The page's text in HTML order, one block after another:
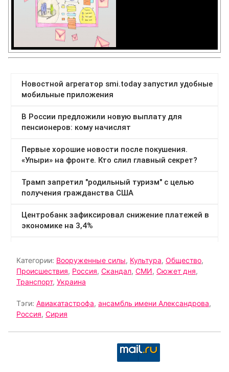
Категории: Вооруженные силы, Культура, Общество,
Происшествия, Россия, Скандал, СМИ, Сюжет дня,
Транспорт, Украина
Тэги: Авиакатастрофа, ансамбль имени Александрова,
Россия, Сирия